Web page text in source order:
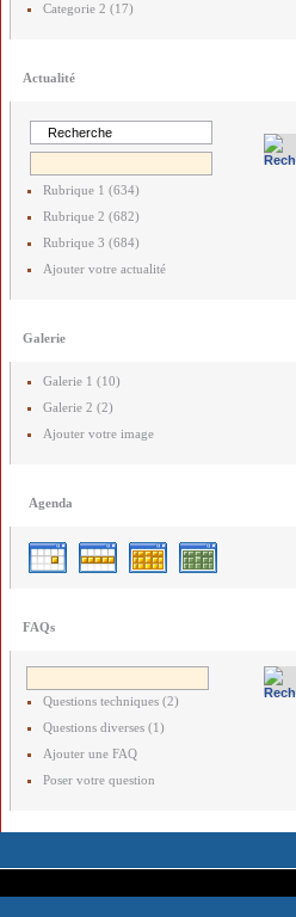
Categorie 2 (17)
Actualité
Rubrique 1 (634)
Rubrique 2 (682)
Rubrique 3 (684)
Ajouter votre actualité
Galerie
Galerie 1 (10)
Galerie 2 (2)
Ajouter votre image
Agenda
FAQs
Questions techniques (2)
Questions diverses (1)
Ajouter une FAQ
Poser votre question